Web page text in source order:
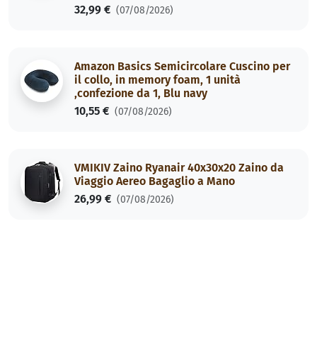
32,99 € (07/08/2026)
Amazon Basics Semicircolare Cuscino per
il collo, in memory foam, 1 unità
,confezione da 1, Blu navy
10,55 € (07/08/2026)
VMIKIV Zaino Ryanair 40x30x20 Zaino da
Viaggio Aereo Bagaglio a Mano
26,99 € (07/08/2026)